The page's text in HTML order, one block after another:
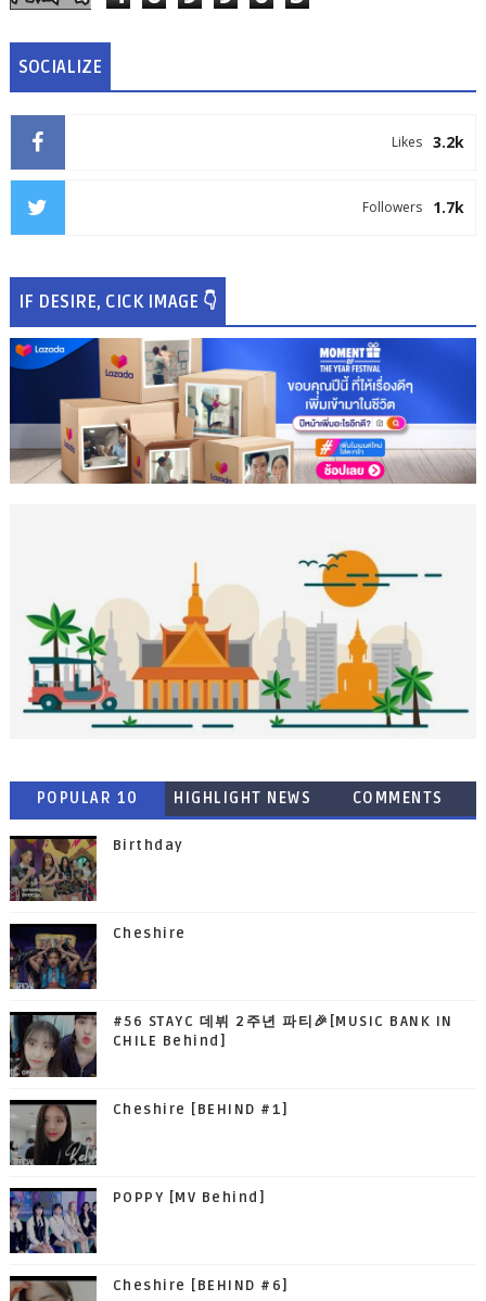
SOCIALIZE
3.2k
Likes
1.7k
Followers
IF DESIRE, CICK IMAGE 👇
POPULAR 10 HIGHLIGHT NEWS COMMENTS
Birthday
Cheshire
#56 STAYC 데뷔 2주년 파티🎉[MUSIC BANK IN
CHILE Behind]
Cheshire [BEHIND #1]
POPPY [MV Behind]
Cheshire [BEHIND #6]